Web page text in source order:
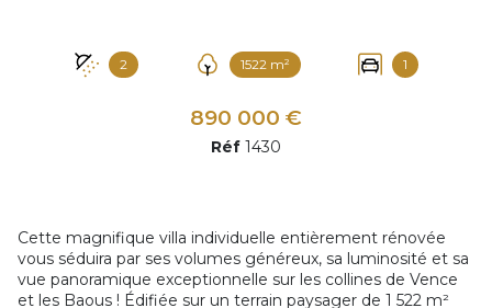
2 1522 m² 1
890 000 €
Réf 1430
Cette magnifique villa individuelle entièrement rénovée
vous séduira par ses volumes généreux, sa luminosité et sa
vue panoramique exceptionnelle sur les collines de Vence
et les Baous ! Édifiée sur un terrain paysager de 1 522 m²